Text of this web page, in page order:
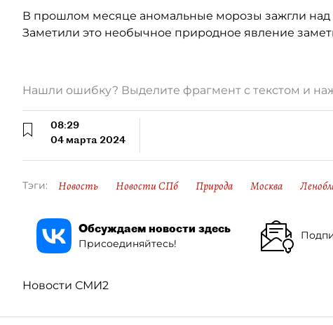
В прошлом месяце аномальные морозы зажгли над
Заметили это необычное природное явление
Нашли ошибку? Выделите фрагмент с текстом и
08:29
04 марта 2024
Тэги: Новость Новости СПб Природа Москва
Обсуждаем новости здесь
Присоединяйтесь!
Новости СМИ2